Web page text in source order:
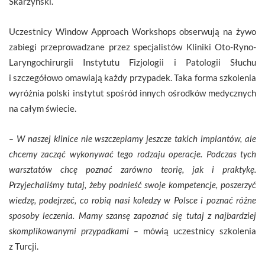
Uczestnicy Window Approach Workshops obserwują na żywo
zabiegi przeprowadzane przez specjalistów Kliniki Oto-Ryno-
Laryngochirurgii Instytutu Fizjologii i Patologii Słuchu
i szczegółowo omawiają każdy przypadek. Taka forma szkolenia
wyróżnia polski instytut spośród innych ośrodków medycznych
na całym świecie.
– W naszej klinice nie wszczepiamy jeszcze takich implantów, ale
chcemy zacząć wykonywać tego rodzaju operacje. Podczas tych
warsztatów chcę poznać zarówno teorię, jak i praktykę.
Przyjechaliśmy tutaj, żeby podnieść swoje kompetencje, poszerzyć
wiedzę, podejrzeć, co robią nasi koledzy w Polsce i poznać różne
sposoby leczenia. Mamy szansę zapoznać się tutaj z najbardziej
skomplikowanymi przypadkami – mówią uczestnicy szkolenia
z Turcji.